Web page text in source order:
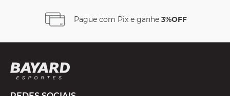
Pague com Pix e ganhe 3%OFF